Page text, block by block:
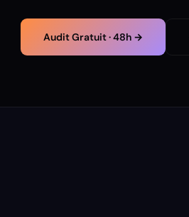
Audit Gratuit · 48h →